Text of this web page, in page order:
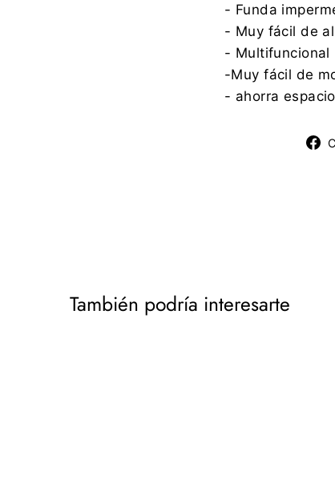
- Funda
- Muy fácil de
- Multifuncional
-Muy fácil de
- ahorra espacio
También podría interesarte